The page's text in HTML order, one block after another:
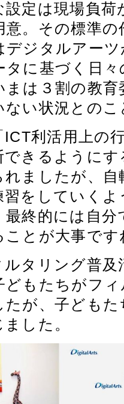
設定は現場負
意。その標準
デジタルアー
タに基づく日
まは３割の教
ない状況とのこ
利活用上の
できるように
れましたが、
習をしていく
最終的には自
ことが大事です
ルタリング普
どもたちがフ
たが、子ども
した。